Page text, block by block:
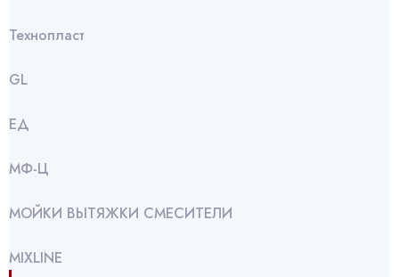
Технопласт
GL
ЕД
МФ-Ц
МОЙКИ ВЫТЯЖКИ СМЕСИТЕЛИ
МIXLINE